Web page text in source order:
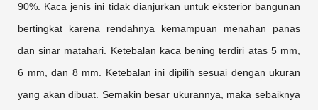
90%. Kaca jenis ini tidak dianjurkan untuk eksterior bangunan
bertingkat karena rendahnya kemampuan menahan panas
dan sinar matahari. Ketebalan kaca bening terdiri atas 5 mm,
6 mm, dan 8 mm. Ketebalan ini dipilih sesuai dengan ukuran
yang akan dibuat. Semakin besar ukurannya, maka sebaiknya